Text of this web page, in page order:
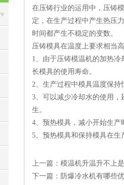
在压铸行业的运用中，压铸
定，在生产过程中产生热压
时间都产生不稳定的变数。
压铸模具在温度上要求相当
1、由于压铸模温机的加热
长模具的使用寿命。
2、生产过程中模具温度保持
3、可以减少冷却水的使用
生。
4、预热模具，减小开始生产
5、预热模具和保持模具在生
上一篇： 模温机升温升不上
下一篇： 防爆冷水机有哪些